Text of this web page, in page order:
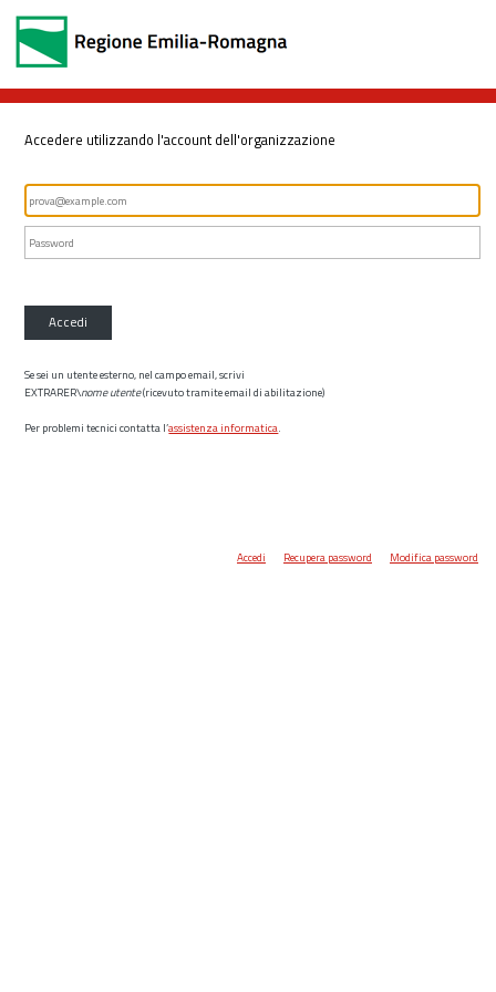
Accedere utilizzando l'account dell'organizzazione
Accedi
Se sei un utente esterno, nel campo email, scrivi
EXTRARER\nome utente(ricevuto tramite email di abilitazione)
Per problemi tecnici contatta l’assistenza informatica.
Accedi Recupera password Modifica password